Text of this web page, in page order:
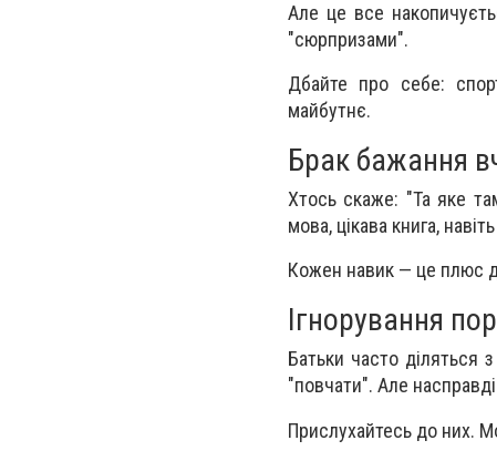
Але це все
"сюрпризами".
Дбайте про себе:
майбутнє.
Брак бажання
Хтось скаже: "Та яке
мова, цікава книга,
Кожен навик — це плюс
Ігнорування
Батьки часто діляться
"повчати". Але
Прислухайтесь до них.